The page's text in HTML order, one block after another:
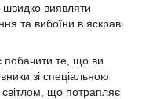
швидко виявляти
та вибоїни в яскраві
побачити те, що ви
зі спеціальною
що потрапляє